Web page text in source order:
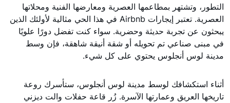
التطور، وتشتهر بمطاعمها العصرية ومعارضها الفنية ومحلاتها
العصرية. تعتبر إيجارات Airbnb في هذا الحي مثالية لأولئك الذين
يبحثون عن تجربة حديثة وحضرية. سواء كنت تفضل دورًا علويًا
في مبنى صناعي تم تحويله أو شقة أنيقة شاهقة، فإن وسط
مدينة لوس أنجلوس يحتوي على كل شيء.
أثناء استكشافك لوسط مدينة لوس أنجلوس، ستأسرك روعة
تاريخها العريق وعمارتها الآسرة. زُر قاعة حفلات والت ديزني